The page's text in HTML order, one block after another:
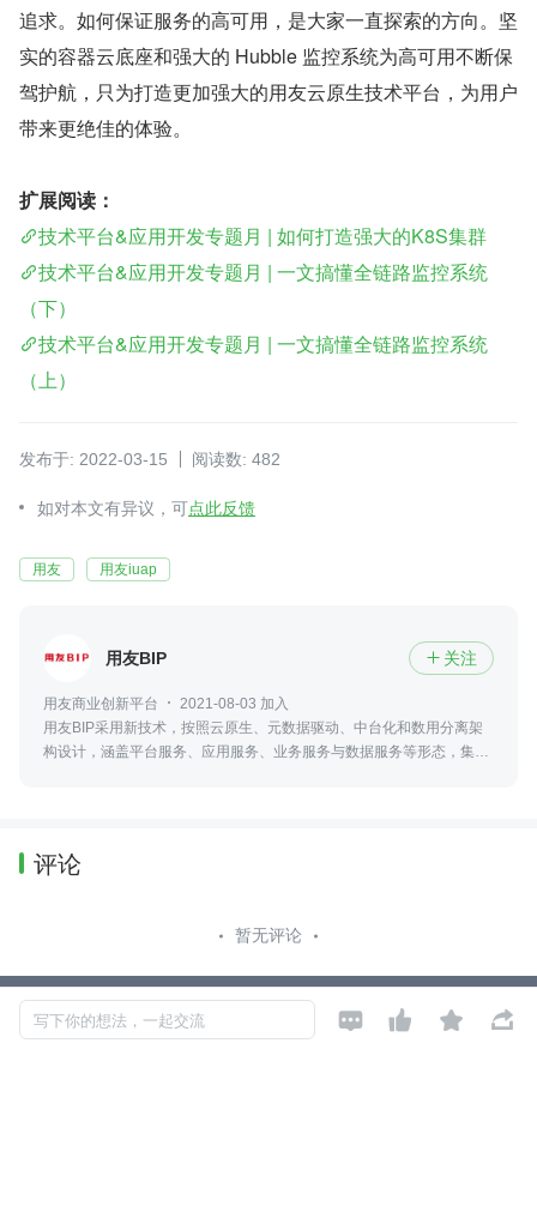
追求。如何保证服务的高可用，是大家一直探索的方向。坚
实的容器云底座和强大的 Hubble 监控系统为高可用不断保
驾护航，只为打造更加强大的用友云原生技术平台，为用户
带来更绝佳的体验。
扩展阅读：
技术平台&应用开发专题月 | 如何打造强大的K8S集群
技术平台&应用开发专题月 | 一文搞懂全链路监控系统
（下）
技术平台&应用开发专题月 | 一文搞懂全链路监控系统
（上）
发布于: 2022-03-15 阅读数: 482
如对本文有异议，可点此反馈
用友 用友iuap
用友BIP  关注
用友商业创新平台
2021-08-03 加入
用友BIP采用新技术，按照云原生、元数据驱动、中台化和数用分离架
构设计，涵盖平台服务、应用服务、业务服务与数据服务等形态，集工
评论
暂无评论
写下你的想法，一起交流    
Copyright © 2026, Geekbang Technology Ltd. All rights reserved. 极客邦控
股（北京）有限公司